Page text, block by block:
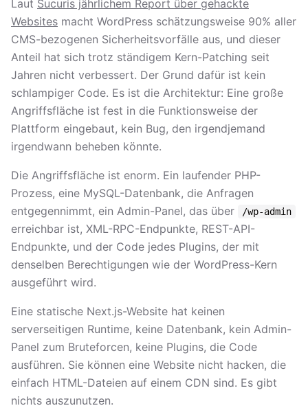
Laut Sucuris jährlichem Report über gehackte
Websites macht WordPress schätzungsweise 90% aller
CMS-bezogenen Sicherheitsvorfälle aus, und dieser
Anteil hat sich trotz ständigem Kern-Patching seit
Jahren nicht verbessert. Der Grund dafür ist kein
schlampiger Code. Es ist die Architektur: Eine große
Angriffsfläche ist fest in die Funktionsweise der
Plattform eingebaut, kein Bug, den irgendjemand
irgendwann beheben könnte.
Die Angriffsfläche ist enorm. Ein laufender PHP-
Prozess, eine MySQL-Datenbank, die Anfragen
entgegennimmt, ein Admin-Panel, das über
/wp-admin
erreichbar ist, XML-RPC-Endpunkte, REST-API-
Endpunkte, und der Code jedes Plugins, der mit
denselben Berechtigungen wie der WordPress-Kern
ausgeführt wird.
Eine statische Next.js-Website hat keinen
serverseitigen Runtime, keine Datenbank, kein Admin-
Panel zum Bruteforcen, keine Plugins, die Code
ausführen. Sie können eine Website nicht hacken, die
einfach HTML-Dateien auf einem CDN sind. Es gibt
nichts auszunutzen.